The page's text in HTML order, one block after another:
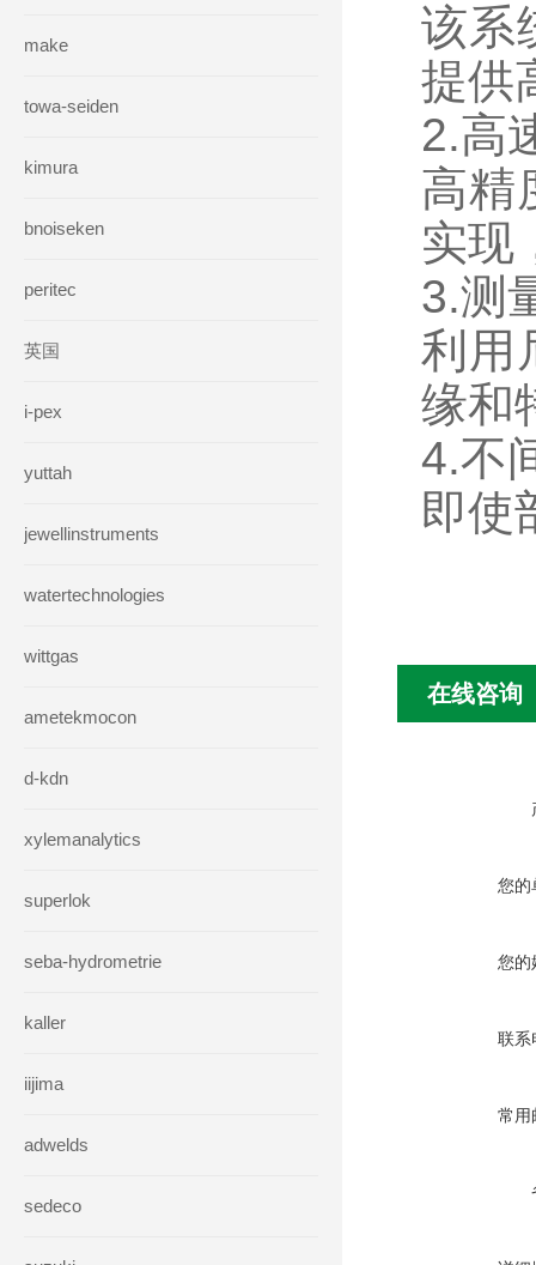
make
towa-seiden
kimura
bnoiseken
peritec
英国
i-pex
yuttah
jewellinstruments
watertechnologies
wittgas
ametekmocon
d-kdn
xylemanalytics
superlok
seba-hydrometrie
kaller
iijima
adwelds
sedeco
该系
提供
2.高
高精
实现
3.测
利用
缘和
4.不
即使
在线咨询
您的
您的
联系
常用